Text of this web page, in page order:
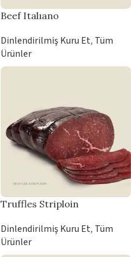
Beef Italıano
Dinlendirilmiş Kuru Et, Tüm
Ürünler
Truffles Striploin
Dinlendirilmiş Kuru Et, Tüm
Ürünler